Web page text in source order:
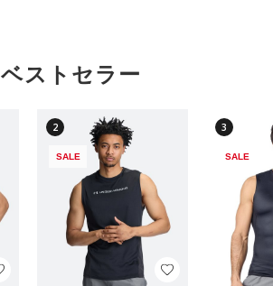
ベストセラー
2
SALE
3
SALE